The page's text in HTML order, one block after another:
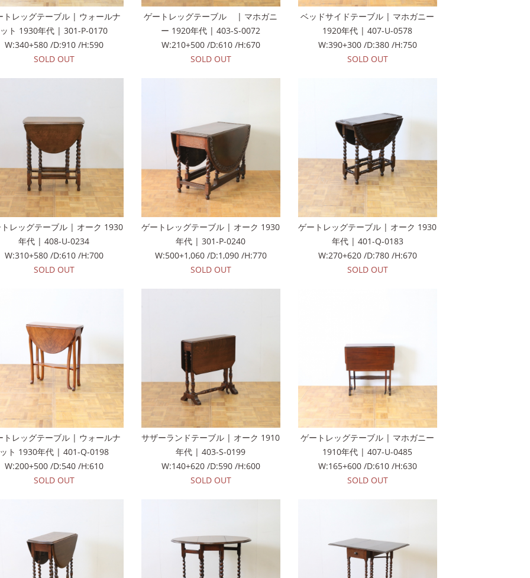
トレッグテーブル | ウォールナ
ット 1930年代 | 301-P-0170
W:340+580 /D:910 /H:590
SOLD OUT
ゲートレッグテーブル | マホガニ
ー 1920年代 | 403-S-0072
W:210+500 /D:610 /H:670
SOLD OUT
ベッドサイドテーブル | マホガニー
1920年代 | 407-U-0578
W:390+300 /D:380 /H:750
SOLD OUT
レッグテーブル | オーク 1930
年代 | 408-U-0234
W:310+580 /D:610 /H:700
SOLD OUT
ゲートレッグテーブル | オーク 1930
年代 | 301-P-0240
W:500+1,060 /D:1,090 /H:770
SOLD OUT
ゲートレッグテーブル | オーク 1930
年代 | 401-Q-0183
W:270+620 /D:780 /H:670
SOLD OUT
トレッグテーブル | ウォールナ
ト 1930年代 | 401-Q-0198
W:200+500 /D:540 /H:610
SOLD OUT
サザーランドテーブル | オーク 1910
年代 | 403-S-0199
W:140+620 /D:590 /H:600
SOLD OUT
ゲートレッグテーブル | マホガニー
1910年代 | 407-U-0485
W:165+600 /D:610 /H:630
SOLD OUT